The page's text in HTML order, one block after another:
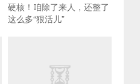
硬核！咱除了来人，还整了
这么多“狠活儿”